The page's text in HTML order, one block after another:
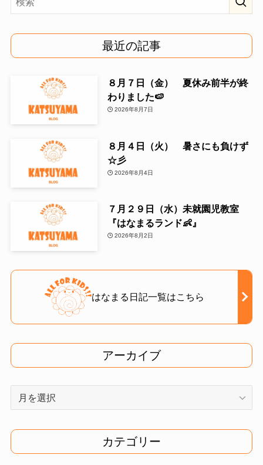
最近の記事
８月７日（金） 夏休み前半が終
わりました🍉
2026年8月7日
８月４日（火） 暑さにも負けず
☆彡
2026年8月4日
７月２９日（水）未就園児教室
『はなまるランド👶』
2026年8月2日
はなまる日記一覧はこちら
アーカイブ
イ
ブ
カテゴリー